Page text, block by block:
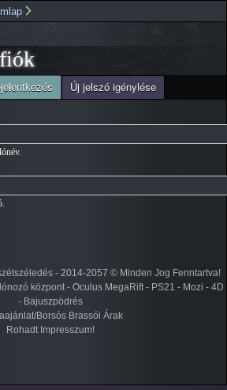
Ugrás a
tartalomra
Új jelszó igénylése
- 2014-2057 © Minden Jog Fenntartva!
központ - Oculus MegaRift - PS21 - Mozi - 4D
- Bajuszpödrés
Borsós Brassói Árak
Rohadt Impresszum!